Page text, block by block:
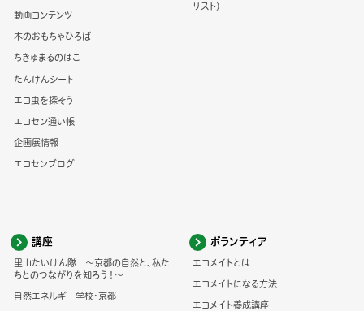
動画コンテンツ
木のおもちゃひろば
ちきゅまるのはこ
たんけんシート
エコ虫を探そう
エコセン通い帳
企画展情報
エコセンブログ
リスト)
講座
里山たいけん隊 ～京都の自然と、私た
ちとのつながりを知ろう！～
自然エネルギー学校・京都
ボランティア
エコメイトとは
エコメイトになる方法
エコメイト養成講座